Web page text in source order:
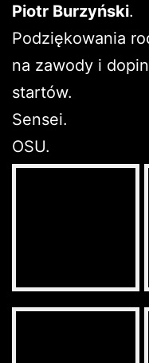
Piotr Burzyński.
Podziękowania
na zawody i
startów.
Sensei.
OSU.